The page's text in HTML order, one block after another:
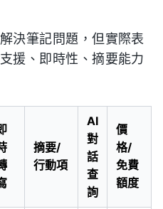
決筆記問題，但實際表
援、即時性、摘要能力
摘要/
行動項
AI
對
話
查
詢
價
格/
免費
額度